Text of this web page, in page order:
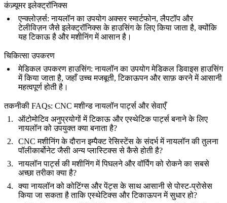
कंज़्यूमर इलेक्ट्रॉनिक्स
एन्क्लोज़र्स: नायलॉन का उपयोग अक्सर स्मार्टफोन, लैपटॉप और
टेलीविज़न जैसे इलेक्ट्रॉनिक्स के हाउसिंग के लिए किया जाता है, क्योंकि
यह टिकाऊ है और मशीनिंग में आसान है।
चिकित्सा उपकरण
मेडिकल उपकरण हाउसिंग: नायलॉन का उपयोग मेडिकल डिवाइस हाउसिंग
में किया जाता है, जहाँ उच्च मजबूती, टिकाऊपन और साफ़ करने में आसानी
महत्वपूर्ण होती है।
तकनीकी FAQs: CNC मशीन्ड नायलॉन पार्ट्स और सेवाएँ
ऑटोमोटिव अनुप्रयोगों में टिकाऊ और एस्थेटिक पार्ट्स बनाने के लिए
नायलॉन को उपयुक्त क्या बनाता है?
CNC मशीनिंग के दौरान इम्पैक्ट रेसिस्टेंस के संदर्भ में नायलॉन की तुलना
पॉलीकार्बोनेट जैसी अन्य प्लास्टिक्स से कैसे होती है?
नायलॉन पार्ट्स की मशीनिंग में पिघलने और वॉर्पिंग को रोकने का सबसे
अच्छा तरीका क्या है?
क्या नायलॉन को कोटिंग्स और पेंट्स के साथ आसानी से पोस्ट-प्रोसेस
किया जा सकता है ताकि एस्थेटिक्स और टिकाऊपन में सुधार हो?